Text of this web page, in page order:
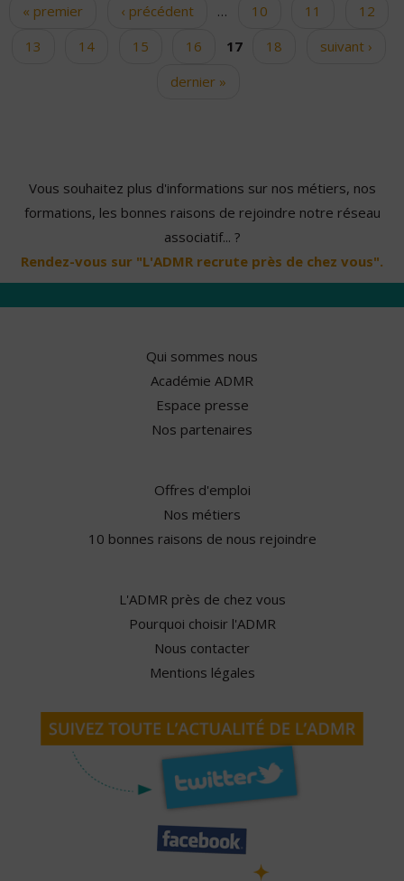
Pages
« premier ‹ précédent … 10 11
12
13
14 15 16 17 18
suivant ›
dernier »
Vous souhaitez plus d'informations sur nos métiers, nos
formations, les bonnes raisons de rejoindre notre réseau
associatif... ?
Rendez-vous sur "L'ADMR recrute près de chez vous".
Qui sommes nous
Académie ADMR
Espace presse
Nos partenaires
Offres d'emploi
Nos métiers
10 bonnes raisons de nous rejoindre
L'ADMR près de chez vous
Pourquoi choisir l'ADMR
Nous contacter
Mentions légales